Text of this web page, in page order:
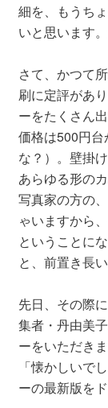
細を、もうち
いと思います
さて、かつて
刷に定評があ
ーをたくさん
価格は500円
な？）。壁掛
あらゆる形の
写真家の方の
ゃいますから
ということに
と、前置き長
先日、その際
集者・丹由美
ーをいただきま
「懐かしいで
ーの最新版を